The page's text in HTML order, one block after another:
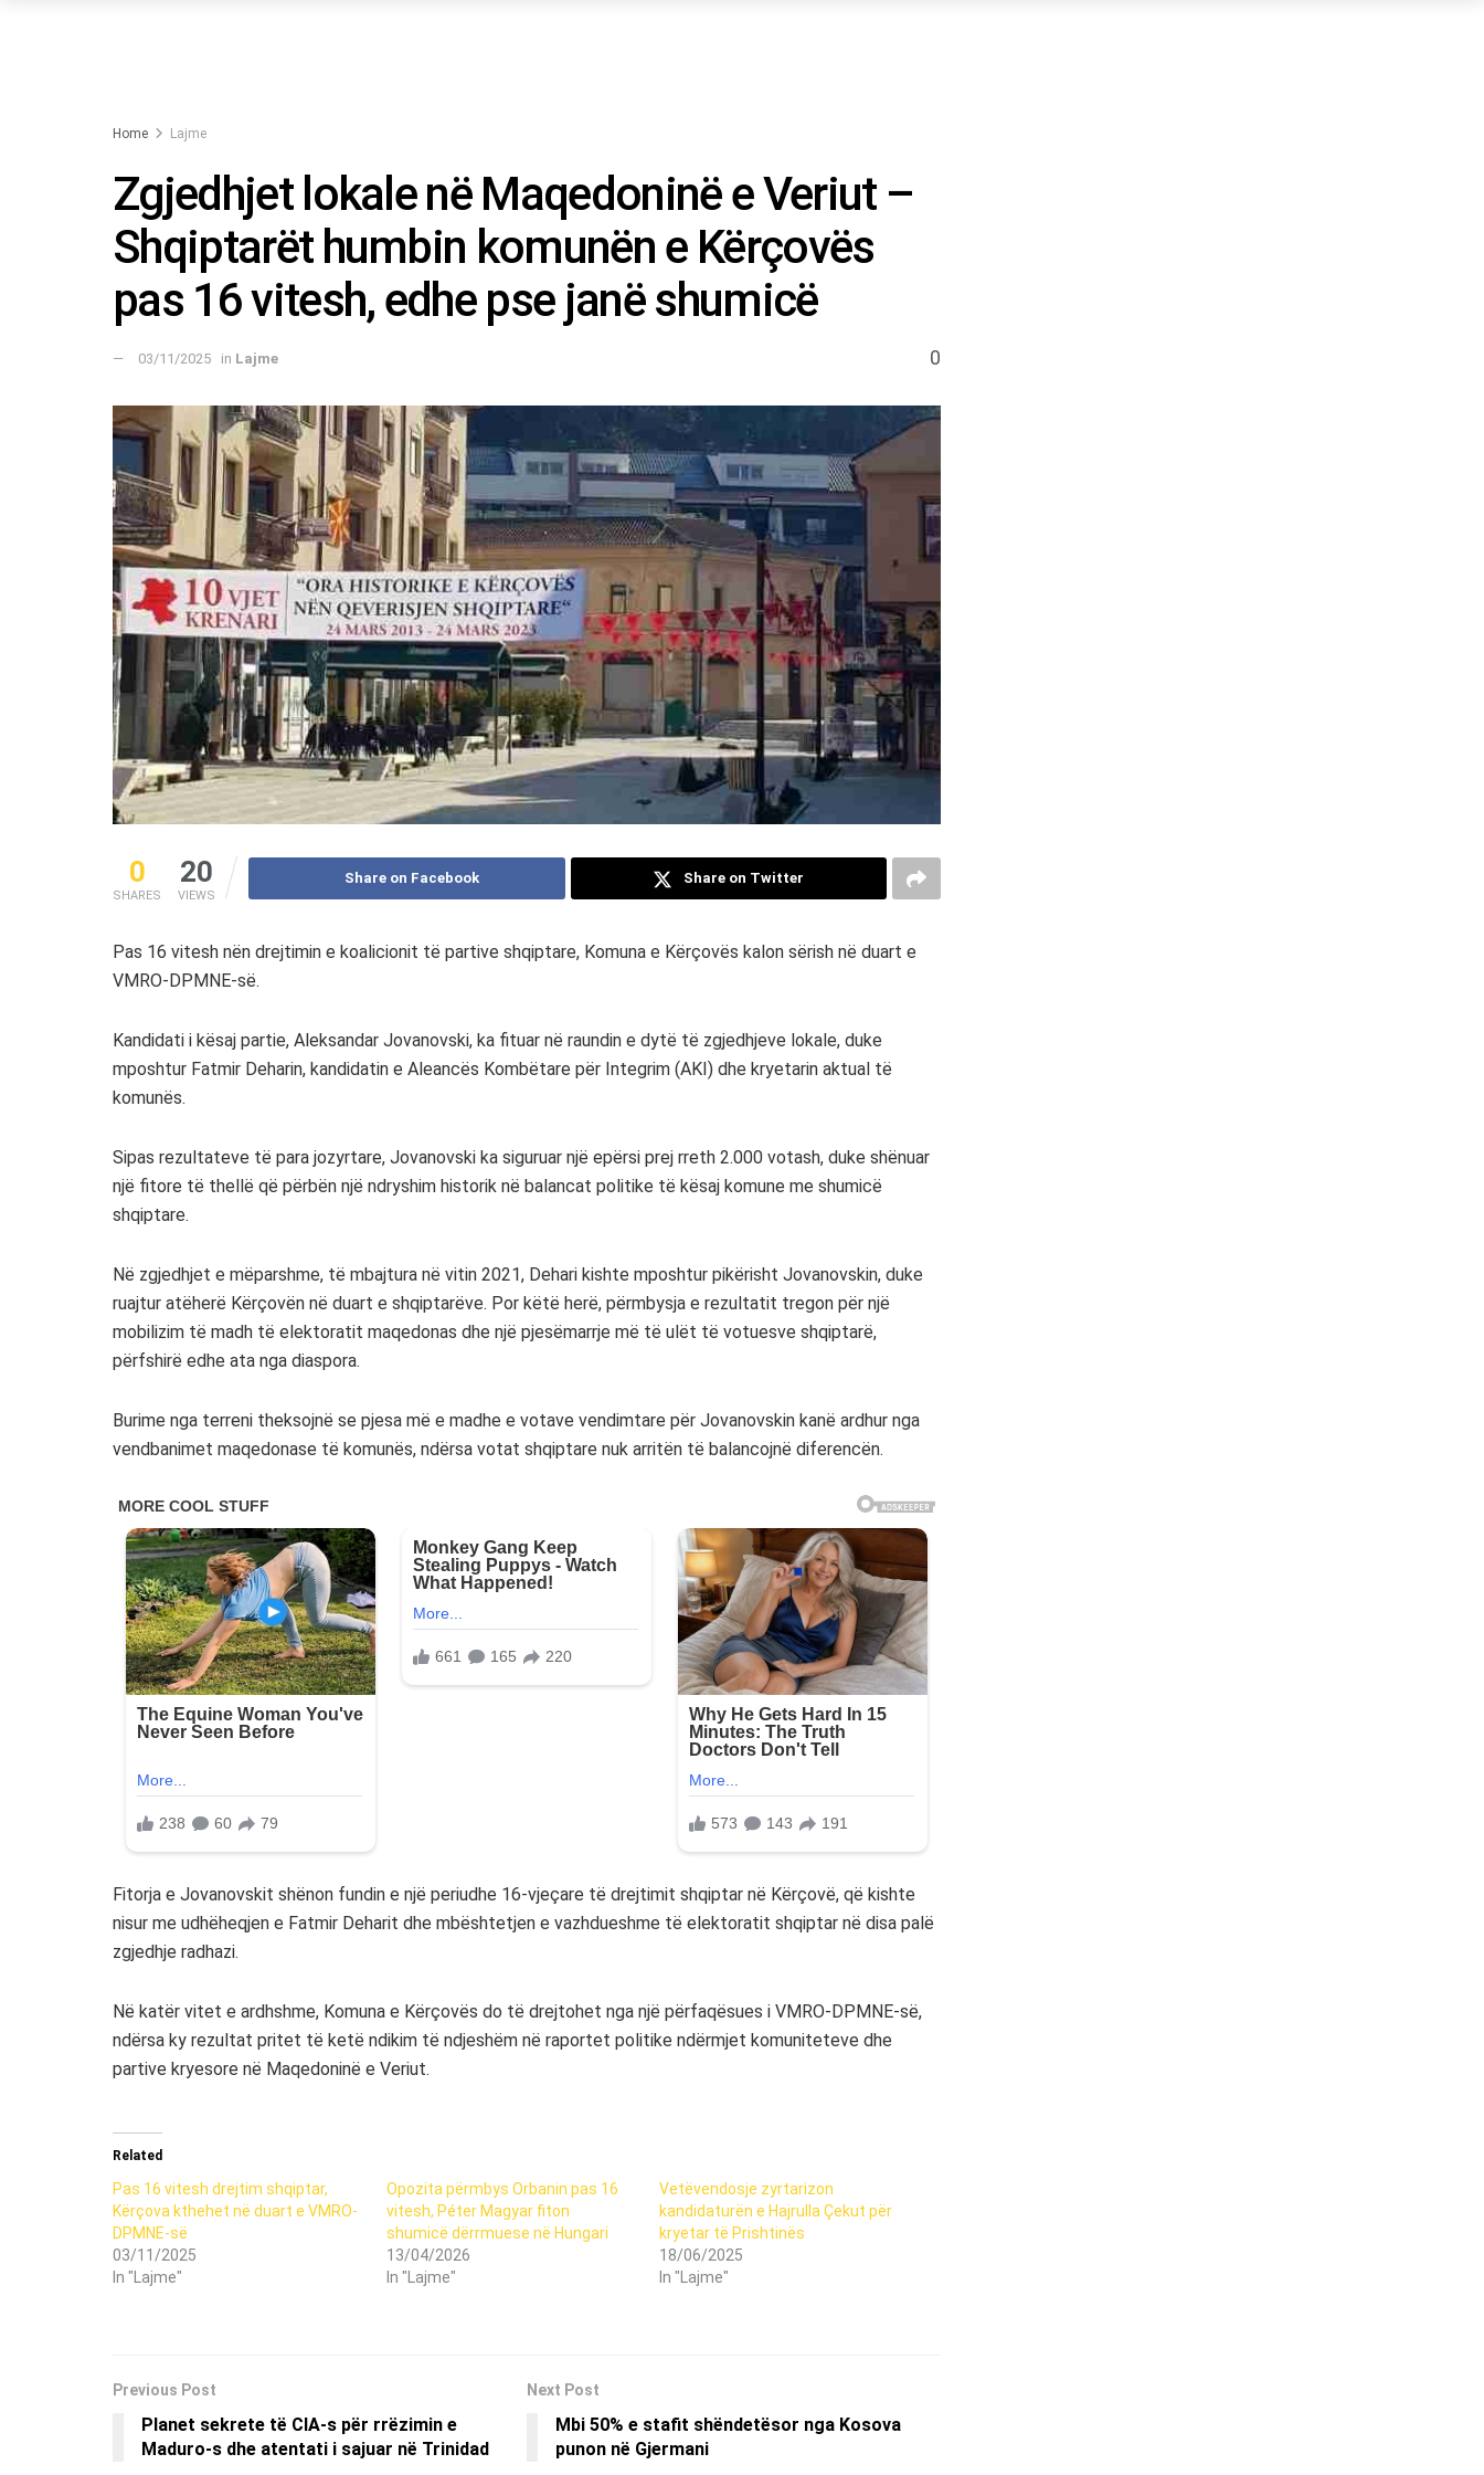
Home Lajme
Zgjedhjet lokale në Maqedoninë e Veriut –
Shqiptarët humbin komunën e Kërçovës
pas 16 vitesh, edhe pse janë shumicë
03/11/2025 in Lajme 0
0
SHARES
20
VIEWS
Share on Facebook Share on Twitter
Pas 16 vitesh nën drejtimin e koalicionit të partive shqiptare, Komuna e Kërçovës kalon sërish në duart e
VMRO-DPMNE-së.
Kandidati i kësaj partie, Aleksandar Jovanovski, ka fituar në raundin e dytë të zgjedhjeve lokale, duke
mposhtur Fatmir Deharin, kandidatin e Aleancës Kombëtare për Integrim (AKI) dhe kryetarin aktual të
komunës.
Sipas rezultateve të para jozyrtare, Jovanovski ka siguruar një epërsi prej rreth 2.000 votash, duke shënuar
një fitore të thellë që përbën një ndryshim historik në balancat politike të kësaj komune me shumicë
shqiptare.
Në zgjedhjet e mëparshme, të mbajtura në vitin 2021, Dehari kishte mposhtur pikërisht Jovanovskin, duke
ruajtur atëherë Kërçovën në duart e shqiptarëve. Por këtë herë, përmbysja e rezultatit tregon për një
mobilizim të madh të elektoratit maqedonas dhe një pjesëmarrje më të ulët të votuesve shqiptarë,
përfshirë edhe ata nga diaspora.
Burime nga terreni theksojnë se pjesa më e madhe e votave vendimtare për Jovanovskin kanë ardhur nga
vendbanimet maqedonase të komunës, ndërsa votat shqiptare nuk arritën të balancojnë diferencën.
Fitorja e Jovanovskit shënon fundin e një periudhe 16-vjeçare të drejtimit shqiptar në Kërçovë, që kishte
nisur me udhëheqjen e Fatmir Deharit dhe mbështetjen e vazhdueshme të elektoratit shqiptar në disa palë
zgjedhje radhazi.
Në katër vitet e ardhshme, Komuna e Kërçovës do të drejtohet nga një përfaqësues i VMRO-DPMNE-së,
ndërsa ky rezultat pritet të ketë ndikim të ndjeshëm në raportet politike ndërmjet komuniteteve dhe
partive kryesore në Maqedoninë e Veriut.
Related
Pas 16 vitesh drejtim shqiptar,
Kërçova kthehet në duart e VMRO-
DPMNE-së
03/11/2025
In "Lajme"
Opozita përmbys Orbanin pas 16
vitesh, Péter Magyar fiton
shumicë dërrmuese në Hungari
13/04/2026
In "Lajme"
Vetëvendosje zyrtarizon
kandidaturën e Hajrulla Çekut për
kryetar të Prishtinës
18/06/2025
In "Lajme"
Previous Post
Planet sekrete të CIA-s për rrëzimin e
Maduro-s dhe atentati i sajuar në Trinidad
Next Post
Mbi 50% e stafit shëndetësor nga Kosova
punon në Gjermani